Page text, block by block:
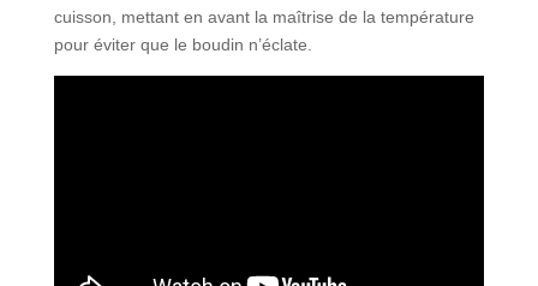
cuisson, mettant en avant la maîtrise de la température
pour éviter que le boudin n’éclate.